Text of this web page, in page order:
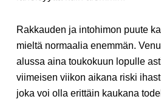
Rakkauden ja intohimon puute
mieltä normaalia enemmän.
alussa aina toukokuun lopulle
viimeisen viikon aikana riski
joka voi olla erittäin kaukana